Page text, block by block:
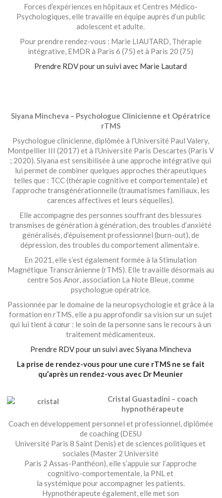
Forces d’expériences en hôpitaux et Centres Médico-
Psychologiques, elle travaille en équipe auprès d’un public
adolescent et adulte.
Pour prendre rendez-vous : Marie LIAUTARD, Thérapie
intégrative, EMDR à Paris 6 (75) et à Paris 20 (75)
Prendre RDVpour un suivi avec Marie Lautard
Siyana Mincheva – Psychologue Clinicienne et Opératrice
rTMS
Psychologue clinicienne, diplômée à l’Université Paul Valery,
Montpellier III (2017) et à l’Université Paris Descartes (Paris V
; 2020). Siyana est sensibilisée à une approche intégrative qui
lui permet de combiner quelques approches thérapeutiques
telles que : TCC (thérapie cognitive et comportementale) et
l’approche transgénérationnelle (traumatismes familiaux, les
carences affectives et leurs séquelles).
Elle accompagne des personnes souffrant des blessures
transmises de génération à génération, des troubles d’anxiété
généralisés, d’épuisement professionnel (burn-out), de
dépression, des troubles du comportement alimentaire. ‍
En 2021, elle s’est également formée à la Stimulation
Magnétique Transcrânienne (rTMS). Elle travaille désormais au
centre Sos Anor, association La Note Bleue, comme
psychologue opératrice.
Passionnée par le domaine de la neuropsychologie et grâce à la
formation en rTMS, elle a pu approfondir sa vision sur un sujet
qui lui tient à cœur : le soin de la personne sans le recours à un
traitement médicamenteux.
Prendre RDV pour un suivi avec Siyana Mincheva
La prise de rendez-vous pour une cure rTMS ne se fait
qu’après un rendez-vous avec Dr Meunier
Cristal Guastadini – coach
hypnothérapeute
Coach en développement personnel et professionnel, diplômée
de coaching (DESU
Université Paris 8 Saint Denis) et de sciences politiques et
sociales (Master 2 Université
Paris 2 Assas-Panthéon), elle s’appuie sur l’approche
cognitivo-comportementale, la PNL et
la systémique pour accompagner les patients.
Hypnothérapeute également, elle met son